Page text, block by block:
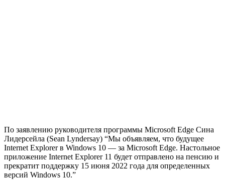
По заявлению руководителя программы Microsoft Edge Сина
Лидерсейла (Sean Lyndersay) “Мы объявляем, что будущее
Internet Explorer в Windows 10 — за Microsoft Edge. Настольное
приложение Internet Explorer 11 будет отправлено на пенсию и
прекратит поддержку 15 июня 2022 года для определенных
версий Windows 10.”